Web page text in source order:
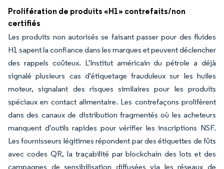
Prolifération de produits «H1» contrefaits/non
certifiés
Les produits non autorisés se faisant passer pour des fluides
H1 sapent la confiance dans les marques et peuvent déclencher
des rappels coûteux. L'Institut américain du pétrole a déjà
signalé plusieurs cas d'étiquetage frauduleux sur les huiles
moteur, signalant des risques similaires pour les produits
spéciaux en contact alimentaire. Les contrefaçons prolifèrent
dans des canaux de distribution fragmentés où les acheteurs
manquent d'outils rapides pour vérifier les inscriptions NSF.
Les fournisseurs légitimes répondent par des étiquettes de fûts
avec codes QR, la traçabilité par blockchain des lots et des
campagnes de sensibilisation diffusées via les réseaux de